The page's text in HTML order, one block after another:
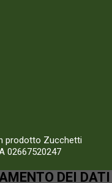
prodotto Zucchetti
02667520247
DEI DATI